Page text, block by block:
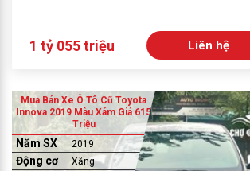
1 tỷ 055 triệu Liên hệ
Mua Bán Xe Ô Tô Cũ Toyota
Innova 2019 Màu Xám Giá 615
Triệu
Năm SX 2019
Động cơ Xăng